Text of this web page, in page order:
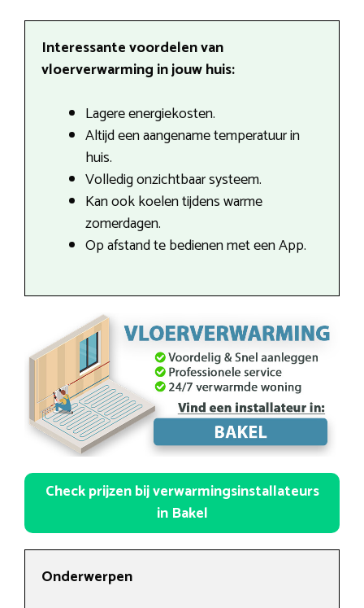
Interessante voordelen van
vloerverwarming in jouw huis:
Lagere energiekosten.
Altijd een aangename temperatuur in
huis.
Volledig onzichtbaar systeem.
Kan ook koelen tijdens warme
zomerdagen.
Op afstand te bedienen met een App.
Check prijzen bij verwarmingsinstallateurs
in Bakel
Onderwerpen